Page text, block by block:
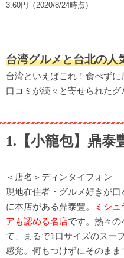
九份で食べれるグルメ3選
お茶
3.60円（2020/8/24時点）
台湾グルメと台北の人
台湾といえばこれ！食べず
口コミが続々と寄せられたグ
1.【小籠包】鼎泰
＜店名＞ディンタイフォン
現地在住者・グルメ好きが
に本店がある鼎泰豐。
ミシ
アも認める名店です。熱々の
て、まるで1口サイズのスー
感覚。何もつけずにそのまま